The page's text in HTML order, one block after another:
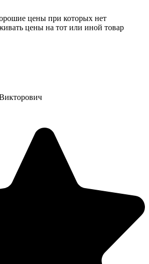
цены при которых нет
цены на тот или иной товар